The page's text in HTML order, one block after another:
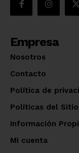
Empresa
Nosotros
Contacto
Política de
Políticas del Sitio
Información
Mi cuenta